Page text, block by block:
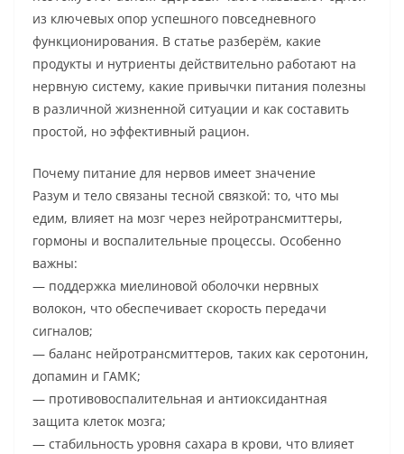
из ключевых опор успешного повседневного
функционирования. В статье разберём, какие
продукты и нутриенты действительно работают на
нервную систему, какие привычки питания полезны
в различной жизненной ситуации и как составить
простой, но эффективный рацион.
Почему питание для нервов имеет значение
Разум и тело связаны тесной связкой: то, что мы
едим, влияет на мозг через нейротрансмиттеры,
гормоны и воспалительные процессы. Особенно
важны:
— поддержка миелиновой оболочки нервных
волокон, что обеспечивает скорость передачи
сигналов;
— баланс нейротрансмиттеров, таких как серотонин,
допамин и ГАМК;
— противовоспалительная и антиоксидантная
защита клеток мозга;
— стабильность уровня сахара в крови, что влияет